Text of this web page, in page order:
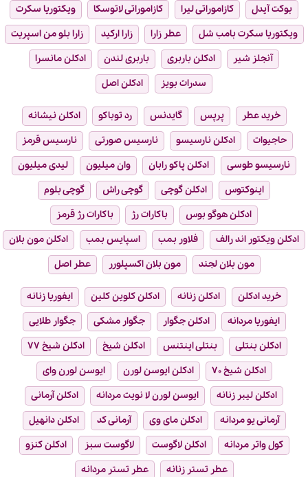
بوکت آیدل
کازاموراتی لیرا کازاموراتی لاتوسکا
ویکتوریا سکرت
ویکتوریا سکرت بامب شل
عطر زارا زارا ارکید
زارا بلو من اسپریت
آنجلز شیر
ادکلن باربری باربری لندن
ادکلن مانسرا
سدرات بویز
ادکلن اصل
خرید عطر پرپس گایدنس رد توباکو
ادکلن نیشانه
حاجیوات
ادکلن نارسیسو نارسیس صورتی
نارسیس قرمز
نارسیسو طوسی
ادکلن پاکو رابان وان میلیون
لیدی میلیون
اینوکتوس
ادکلن گوچی گوچی راش
گوچی بلوم
ادکلن هوگو بوس
باکارات رژ
باکارات رژ قرمز
ادکلن ویکتور اند رالف
فلاور بمب اسپایس بمب
ادکلن مون بلان
مون بلان لجند
مون بلان اکسپلورر عطر اصل
خرید ادکلن ادکلن زنانه ادکلن کلوین کلین
ایفوریا زنانه
ایفوریا مردانه
ادکلن جگوار جگوار مشکی
جگوار طلایی
ادکلن بنتلی
بنتلی اینتنس ادکلن شیخ
ادکلن شیخ ۷۷
ادکلن شیخ ۷۰
ادکلن ایوسن لورن
ایوسن لورن وای
ادکلن لیبر زنانه
ایوسن لورن لا نویت مردانه
ادکلن آرمانی
آرمانی یو مردانه
ادکلن مای وی آرمانی کد
ادکلن دانهیل
کول واتر مردانه
ادکلن لاگوست لاگوست سبز
ادکلن کنزو
عطر تستر زنانه
عطر تستر مردانه